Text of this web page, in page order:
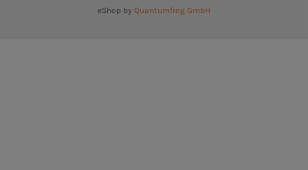
eShop by Quantumfrog GmbH